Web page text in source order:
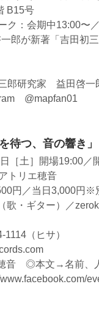
B15号
ク：会期中13:00〜
郎が新著「吉田初
郎研究家 益田啓一
@mapfan01
を待つ、音の響き
［土］開場19:00／
トリエ穂音
円／当日3,000円※
歌・ギター）／
（ヒサ）
音 ◎本文→名前、
www.facebook.com/